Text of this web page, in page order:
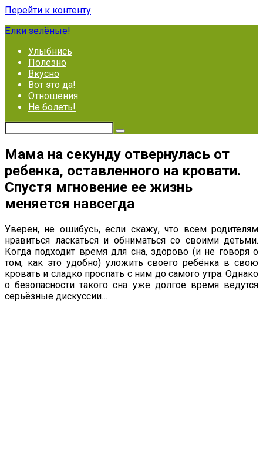
Перейти к контенту
Ёлки зелёные!
Улыбнись
Полезно
Вкусно
Вот это да!
Отношения
Не болеть!
Мама на секунду отвернулась от
ребенка, оставленного на кровати.
Спустя мгновение ее жизнь
меняется навсегда
Уверен, не ошибусь, если скажу, что всем родителям
нравиться ласкаться и обниматься со своими детьми.
Когда подходит время для сна, здорово (и не говоря о
том, как это удобно) уложить своего ребёнка в свою
кровать и сладко проспать с ним до самого утра. Однако
о безопасности такого сна уже долгое время ведутся
серьёзные дискуссии…